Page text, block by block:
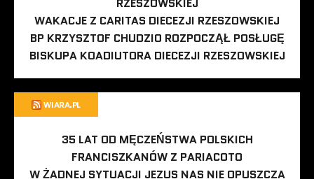
WAKACJE Z CARITAS DIECEZJI RZESZOWSKIEJ
BP KRZYSZTOF CHUDZIO ROZPOCZĄŁ POSŁUGĘ
BISKUPA KOADIUTORA DIECEZJI RZESZOWSKIEJ
WIARA.PL
35 LAT OD MĘCZEŃSTWA POLSKICH
FRANCISZKANÓW Z PARIACOTO
W ŻADNEJ SYTUACJI JEZUS NAS NIE OPUSZCZA